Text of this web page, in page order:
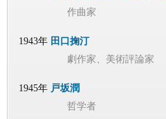
作曲家
1943年 田口掬汀
劇作家、美術評論家
1945年 戸坂潤
哲学者